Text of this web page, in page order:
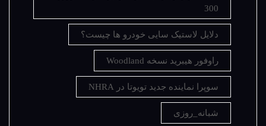
300
دلایل لاستیک سایی خودرو ها چیست؟
راوفور هیبرید نسخه Woodland
سوپرا نماینده جدید تویوتا در NHRA
شبانه_روزی